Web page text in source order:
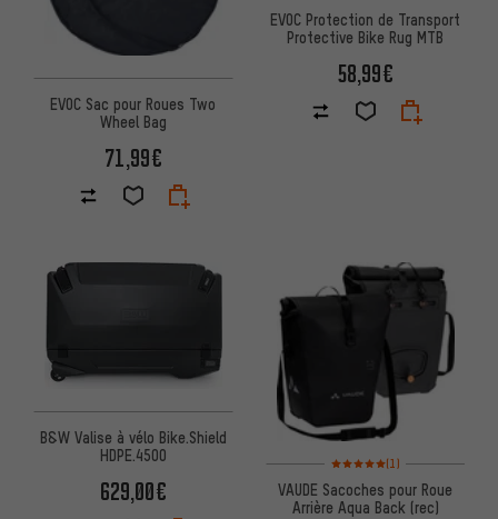
EVOC Sac pour Roues Two
Wheel Bag
71,99€
EVOC Protection de Transport
Protective Bike Rug MTB
58,99€
B&W Valise à vélo Bike.Shield
HDPE.4500
629,00€
Note moyenne : 5 sur 5
(1)
VAUDE Sacoches pour Roue
Arrière Aqua Back (rec)